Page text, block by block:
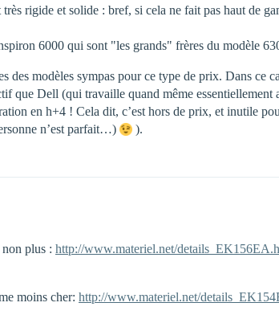
rigide et solide : bref, si cela ne fait pas haut de
6000 qui sont "les grands" frères du modèle
modèles sympas pour ce type de prix. Dans ce
que Dell (qui travaille quand même essentiellement
en h+4 ! Cela dit, c’est hors de prix, et inutile
n’est parfait…)
).
plus : http://www.materiel.net/
moins cher: http://www.materiel.net/